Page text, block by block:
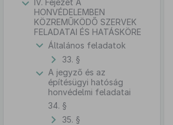
IV. Fejezet A
HONVÉDELEMBEN
KÖZREMŰKÖDŐ SZERVEK
FELADATAI ÉS HATÁSKÖRE
Általános feladatok
33. §
A jegyző és az
építésügyi hatóság
honvédelmi feladatai
34. §
35. §